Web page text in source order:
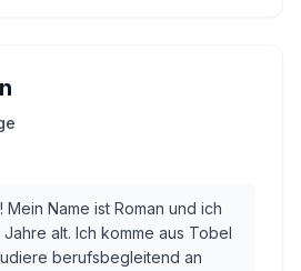
Mein Name ist Roman und ich
Jahre alt. Ich komme aus Tobel
berufsbegleitend an